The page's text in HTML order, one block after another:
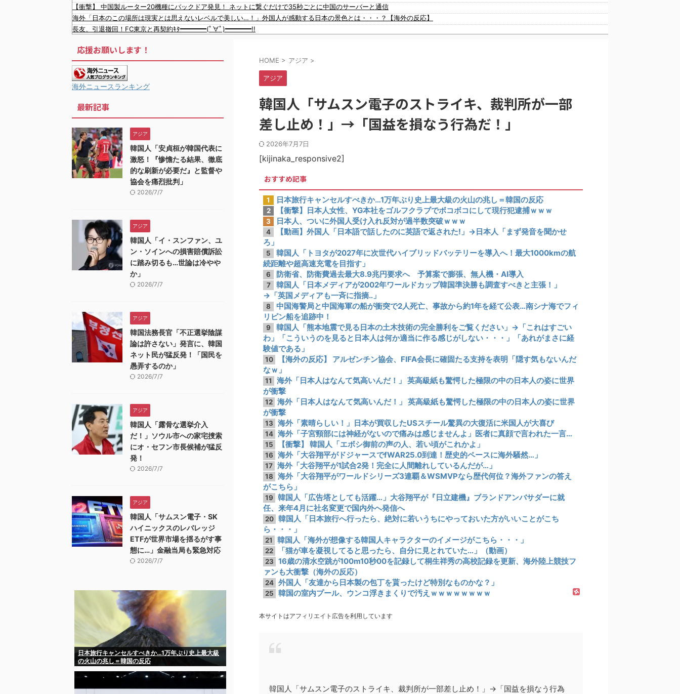
日本の神社仏閣が22日に１回燃えてる。
【動画】ロシア軍のドローンをネット発射装置で撃墜するウクライナ。
【動画】逃げる判断はやっ！埼玉でスマホ運転のプリウスに当て逃げされる車載。
【衝撃】 中国製ルーター20機種にバックドア発見！ ネットに繋ぐだけで35秒ごとに中国のサーバーと通信
海外「日本のこの場所は現実とは思えないレベルで美しい…！」外国人が感動する日本の景色とは・・・？【海外の反応】
長友、引退撤回！FC東京と再契約ｷﾀ━━━━(ﾟ∀ﾟ)━━━━!!
飲み屋でケンカした相手をコロした男の弁護をした。そして数年後、因果応報を思わせる出来事が…
【警告】 医師「米国では”ヘロインと同じくらいヤバい薬”が日本では平気で処方されてる」
【悲報】 夏のピーク、もう終わってたｗｗｗｗｗ
【緊急】 今の若者に急増している『コレ』依存、めちゃくちゃ深刻な模様w w w w w w w w w w
【吉報】 博多どんたくエチすぎるｗｗｗｗｗｗｗｗｗｗｗｗｗｗｗ
韓国人「“韓国サッカー”性接待の試合結果をご覧ください」→「マッサージ効果は間違いないねｗ」「これが本当のベッドサッカーだ」
韓国人「過去のW杯で韓国代表がドーピング検査をすり抜けるように注射していたものがこちら…」→「恥ずかしい…（ﾌﾞﾙﾌﾞﾙ」＝韓国の反応
韓国人「日本メディアが2002年ワールドカップ韓国準決勝も調査すべきと主張！」→「英国メディアも一斉に指摘‥」
韓国人「韓国サッカー協会の接待問題が今日まで大騒ぎにならなかった理由がこちら…」→「処罰すべき…（ﾌﾞﾙﾌﾞﾙ」＝韓国の反応
HOME > アジア >
アジア
韓国人「サムスン電子のストライキ、裁判所が一部
差し止め！」→「国益を損なう行為だ！」
2026年7月7日
[kijinaka_responsive2]
おすすめ記事
1 日本旅行キャンセルすべきか…1万年ぶり史上最大級の火山の兆し＝韓国の反応
2 【衝撃】日本人女性、YG本社をゴルフクラブでボコボコにして現行犯逮捕ｗｗｗ
3 日本人、ついに外国人受け入れ反対が過半数突破ｗｗｗ
4
【動画】外国人「日本語で話したのに英語で返された!」→日本人「まず発音を聞かせ
ろ」
5
韓国人「トヨタが2027年に次世代ハイブリッドバッテリーを導入へ！最大1000kmの航
続距離や超高速充電を目指す」
6 防衛省、防衛費過去最大8.9兆円要求へ 予算案で膨張、無人機・AI導入
7
韓国人「日本メディアが2002年ワールドカップ韓国準決勝も調査すべきと主張！」
→「英国メディアも一斉に指摘‥」
8
中国海警局と中国海軍の船が衝突で2人死亡、事故から約1年を経て公表…南シナ海でフィ
リピン船を追跡中！
9
韓国人「熊本地震で見る日本の土木技術の完全勝利をご覧ください」→「これはすごい
わ」「こういうのを見ると日本人は何か適当に作る感じがしない・・・」「あれがまさに経
験値である」
10
【海外の反応】 アルゼンチン協会、FIFA会長に確固たる支持を表明「隠す気もないんだ
なｗ」
11
海外「日本人はなんて気高いんだ！」 英高級紙も驚愕した極限の中の日本人の姿に世界
が衝撃
12 海外「日本人はなんて気高いんだ！」 英高級紙も驚愕した極限の中の日本人の姿に世界
が衝撃
13 海外「素晴らしい！」日本が買収したUSスチール驚異の大復活に米国人が大喜び
14 海外「子宮頸部には神経がないので痛みは感じませんよ」医者に真顔で言われた一言…
15 【衝撃】 韓国人「エボシ御前の声の人、若い頃がこれかよ」
16 海外「大谷翔平がドジャースでfWAR25.0到達！歴史的ペースに海外騒然…」
17 海外「大谷翔平が1試合2発！完全に人間離れしているんだが…」
18
海外「大谷翔平がワールドシリーズ3連覇＆WSMVPなら歴代何位？海外ファンの答え
がこちら」
19
韓国人「広告塔としても活躍…」大谷翔平が『日立建機』ブランドアンバサダーに就
任、来年4月に社名変更で国内外へ発信へ
20 韓国人「日本旅行へ行ったら、絶対に若いうちにやっておいた方がいいことがこち
ら・・・」
21 韓国人「海外が想像する韓国人キャラクターのイメージがこちら・・・」
22 「猫が車を凝視してると思ったら、自分に見とれていた…」（動画）
23
16歳の清水空跳が100m10秒00を記録して桐生祥秀の高校記録を更新、海外陸上競技フ
ァンも大衝撃（海外の反応）
24 外国人「友達から日本製の包丁を貰ったけど特別なものかな？」
25 韓国の室内プール、ウンコ浮きまくりで汚えｗｗｗｗｗｗｗｗ
本サイトはアフィリエイト広告を利用しています
韓国人「サムスン電子のストライキ、裁判所が一部差し止め！」→「国益を損なう行為
応援お願いします！
海外ニュースランキング
最新記事
アジア
韓国人「安貞桓が韓国代表に
激怒！『惨憺たる結果、徹底
的な刷新が必要だ』と監督や
協会を痛烈批判」
2026/7/7
アジア
韓国人「イ・スンファン、ユ
ン・ソインへの損害賠償訴訟
に踏み切るも…世論は冷やや
か」
2026/7/7
アジア
韓国法務長官「不正選挙陰謀
論は許さない」発言に、韓国
ネット民が猛反発！「国民を
愚弄するのか」
2026/7/7
アジア
韓国人「露骨な選挙介入
だ！」ソウル市への家宅捜索
にオ・セフン市長候補が猛反
発！
2026/7/7
アジア
韓国人「サムスン電子・SK
ハイニックスのレバレッジ
ETFが世界市場を揺るがす事
態に…」金融当局も緊急対応
2026/7/7
日本旅行キャンセルすべきか…1万年ぶり史上最大級
の火山の兆し＝韓国の反応